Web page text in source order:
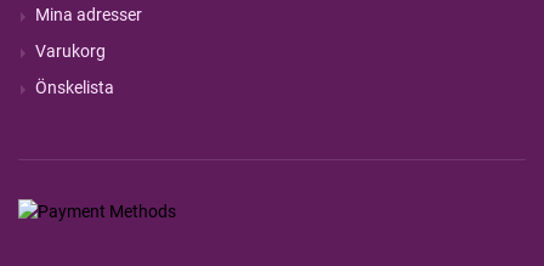
Mina adresser
Varukorg
Önskelista